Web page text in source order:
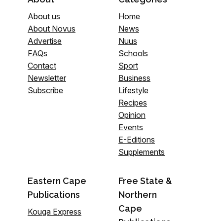
About us
About Novus
Advertise
FAQs
Contact
Newsletter
Subscribe
Home
News
Nuus
Schools
Sport
Business
Lifestyle
Recipes
Opinion
Events
E-Editions
Supplements
Eastern Cape
Publications
Kouga Express
Free State &
Northern
Cape